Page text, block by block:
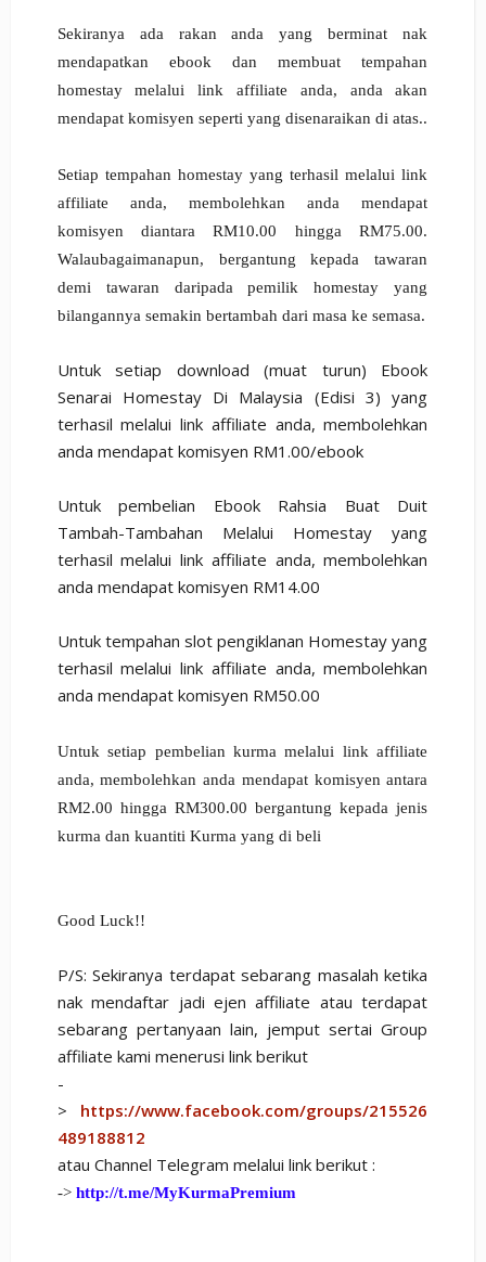
Sekiranya ada rakan anda yang berminat nak
mendapatkan ebook dan membuat tempahan
homestay melalui link affiliate anda, anda akan
mendapat komisyen seperti yang disenaraikan di atas..
Setiap tempahan homestay yang terhasil melalui link
affiliate anda, membolehkan anda mendapat
komisyen diantara RM10.00 hingga RM75.00.
Walaubagaimanapun, bergantung kepada tawaran
demi tawaran daripada pemilik homestay yang
bilangannya semakin bertambah dari masa ke semasa.
Untuk setiap download (muat turun) Ebook
Senarai Homestay Di Malaysia (Edisi 3) yang
terhasil melalui link affiliate anda, membolehkan
anda mendapat komisyen RM1.00/ebook
Untuk pembelian Ebook Rahsia Buat Duit
Tambah-Tambahan Melalui Homestay yang
terhasil melalui link affiliate anda, membolehkan
anda mendapat komisyen RM14.00
Untuk tempahan slot pengiklanan Homestay yang
terhasil melalui link affiliate anda, membolehkan
anda mendapat komisyen RM50.00
Untuk setiap pembelian kurma melalui link affiliate
anda, membolehkan anda mendapat komisyen antara
RM2.00 hingga RM300.00 bergantung kepada jenis
kurma dan kuantiti Kurma yang di beli
Good Luck!!
P/S: Sekiranya terdapat sebarang masalah ketika
nak mendaftar jadi ejen affiliate atau terdapat
sebarang pertanyaan lain, jemput sertai Group
affiliate kami menerusi link berikut
-
> https://www.facebook.com/groups/215526
489188812
atau Channel Telegram melalui link berikut :
-> http://t.me/MyKurmaPremium